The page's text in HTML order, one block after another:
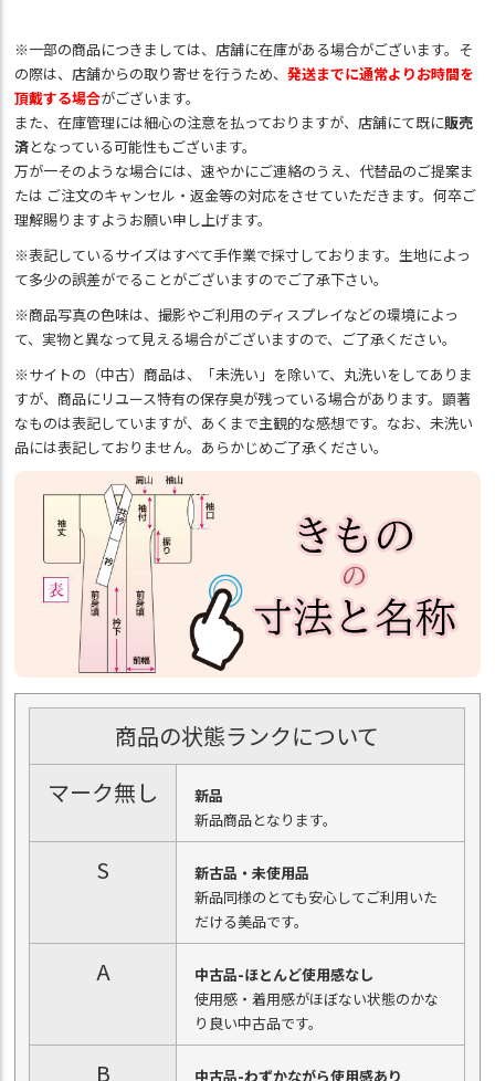
※一部の商品につきましては、店舗に在庫がある場合がございます。そ
の際は、店舗からの取り寄せを行うため、発送までに通常よりお時間を
頂戴する場合がございます。
また、在庫管理には細心の注意を払っておりますが、店舗にて既に販売
済となっている可能性もございます。
万が一そのような場合には、速やかにご連絡のうえ、代替品のご提案ま
たは ご注文のキャンセル・返金等の対応をさせていただきます。何卒ご
理解賜りますようお願い申し上げます。
※表記しているサイズはすべて手作業で採寸しております。生地によっ
て多少の誤差がでることがございますのでご了承下さい。
※商品写真の色味は、撮影やご利用のディスプレイなどの環境によっ
て、実物と異なって見える場合がございますので、ご了承ください。
※サイトの（中古）商品は、「未洗い」を除いて、丸洗いをしてありま
すが、商品にリユース特有の保存臭が残っている場合があります。顕著
なものは表記していますが、あくまで主観的な感想です。なお、未洗い
品には表記しておりません。あらかじめご了承ください。
商品の状態ランクについて
マーク無し
新品
新品商品となります。
S
新古品・未使用品
新品同様のとても安心してご利用いた
だける美品です。
A
中古品-ほとんど使用感なし
使用感・着用感がほぼない状態のかな
り良い中古品です。
B 中古品-わずかながら使用感あり